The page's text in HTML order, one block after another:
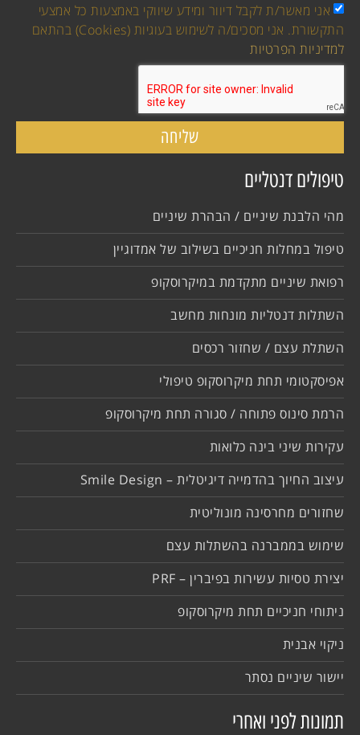
אני מאשר/ת לקבל דיוור ומידע שיווקי באמצעות כל אמצעי
התקשורת. אני מסכים/ה לשימוש בעוגיות (Cookies) בהתאם
למדיניות הפרטיות
שליחה
טיפולים דנטליים
מהי הלבנת שיניים / הבהרת שיניים
טיפול במחלות חניכיים בשילוב של אמדוגיין
רפואת שיניים מתקדמת במיקרוסקופ
השתלות דנטליות מונחות מחשב
השתלת עצם / שחזור רכסים
אפיסקטומי תחת מיקרוסקופ טיפולי
הרמת סינוס פתוחה / סגורה תחת מיקרוסקופ
עקירות שיני בינה כלואות
עיצוב החיוך בהדמייה דיגיטלית – Smile Design
שחזורים מחרסינה מונוליטית
שימוש בממברנה בהשתלות עצם
יצירת טסיות עשירות בפיברין – PRF
ניתוחי חניכיים תחת מיקרוסקופ
ניקוי אבנית
יישור שיניים נסתר
תמונות לפני ואחרי